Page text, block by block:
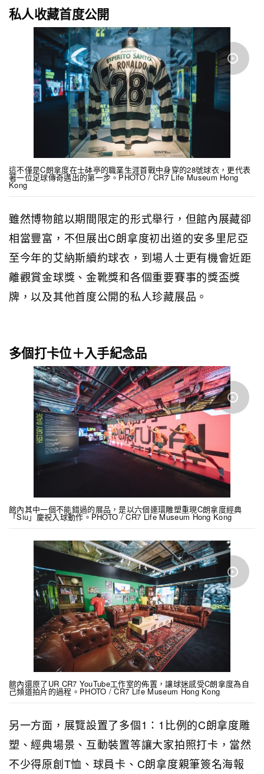
私人收藏首度公開
這不僅是C朗拿度在士砵亭的職業生涯首戰中身穿的28號球衣，更代表
著一位足球傳奇邁出的第一步。PHOTO / CR7 Life Museum Hong
Kong
雖然博物館以期間限定的形式舉行，但館內展藏卻
相當豐富，不但展出C朗拿度初出道的安多里尼亞
至今年的艾納斯續約球衣，到場人士更有機會近距
離觀賞金球獎、金靴獎和各個重要賽事的獎盃獎
牌，以及其他首度公開的私人珍藏展品。
多個打卡位＋入手紀念品
館內其中一個不能錯過的展品，是以六個連環雕塑重現C朗拿度經典
「Siu」慶祝入球動作。PHOTO / CR7 Life Museum Hong Kong
館內還原了UR CR7 YouTube工作室的佈置，讓球迷感受C朗拿度為自
己頻道拍片的過程。PHOTO / CR7 Life Museum Hong Kong
另一方面，展覽設置了多個1：1比例的C朗拿度雕
塑、經典場景、互動裝置等讓大家拍照打卡，當然
不少得原創T恤、球員卡、C朗拿度親筆簽名海報